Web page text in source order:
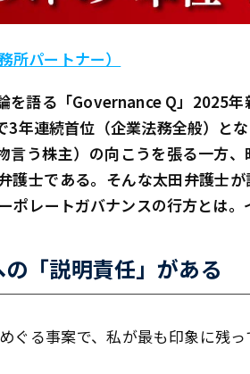
所パートナー）
を語る「Governance Q」2025
3年連続首位（企業法務全般）と
言う株主）の向こうを張る一方
護士である。そんな太田弁護士
レートガバナンスの行方とは――
「説明責任」がある
ぐる事案で、私が最も印象に残